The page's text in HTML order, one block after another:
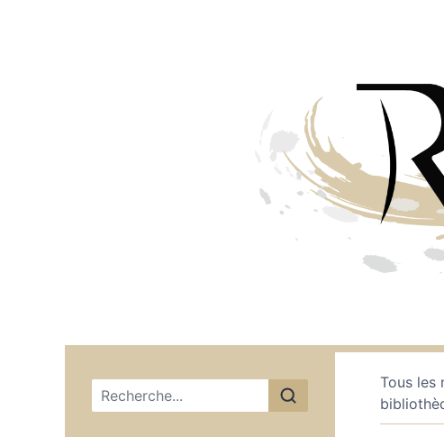
Menu principal Tous les